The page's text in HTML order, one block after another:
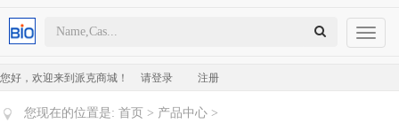
您好，欢迎来到派克商城！ 请登录 注册
Toggle
您现在的位置是: 首页 > 产品中心 >